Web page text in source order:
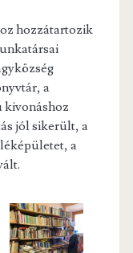
hozzátartozik
a
kivonáshoz
jól sikerült, a
a